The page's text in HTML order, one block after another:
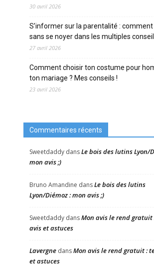
30 avril 2026
S’informer sur la parentalité :
sans se noyer dans les multiples
27 avril 2026
Comment choisir ton costume pour
ton mariage ? Mes conseils !
23 avril 2026
Commentaires récents
Sweetdaddy dansLe bois des lutins Lyon/
mon avis ;)
Bruno Amandine dansLe bois des lutins
Lyon/Diémoz : mon avis ;)
Sweetdaddy dansMon avis le rend gratuit
avis et astuces
Lavergne dansMon avis le rend gratuit :
et astuces